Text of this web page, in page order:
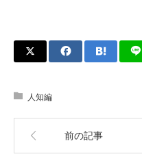
人知編
前の記事